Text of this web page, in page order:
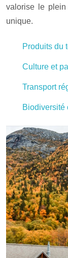
valorise le
unique.
Produits du
Culture et
Transport
Biodiversité